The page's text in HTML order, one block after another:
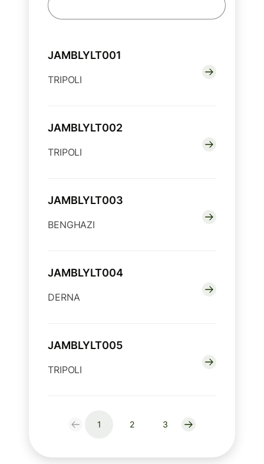
JAMBLYLT001
TRIPOLI
JAMBLYLT002
TRIPOLI
JAMBLYLT003
BENGHAZI
JAMBLYLT004
DERNA
JAMBLYLT005
TRIPOLI
1 2 3